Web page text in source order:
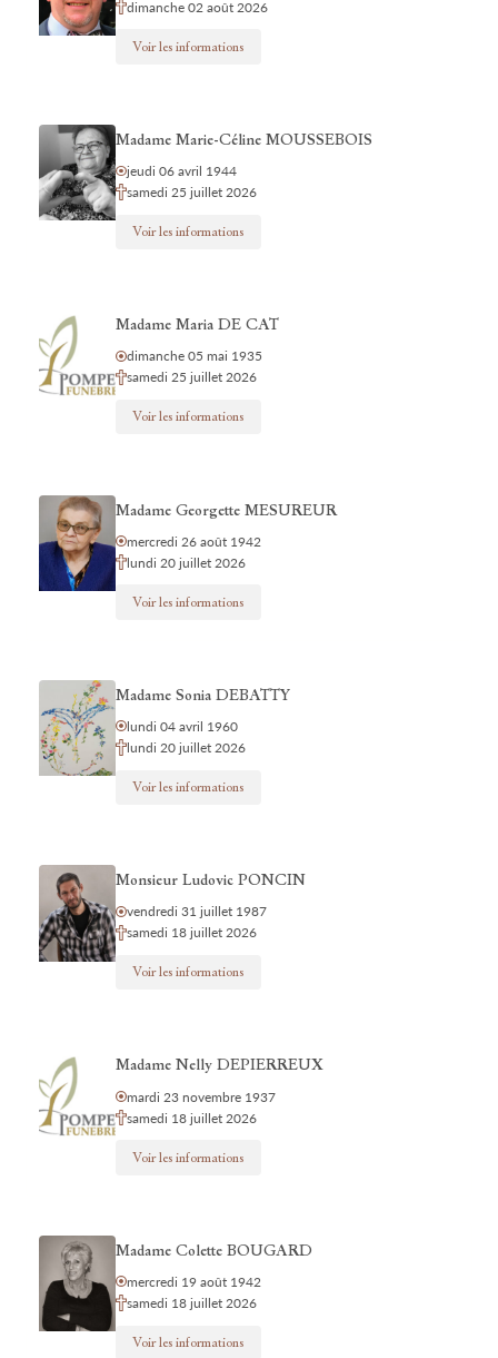
dimanche 02 août 2026
Voir les informations
Madame Marie-Céline MOUSSEBOIS
jeudi 06 avril 1944
samedi 25 juillet 2026
Voir les informations
Madame Maria DE CAT
dimanche 05 mai 1935
samedi 25 juillet 2026
Voir les informations
Madame Georgette MESUREUR
mercredi 26 août 1942
lundi 20 juillet 2026
Voir les informations
Madame Sonia DEBATTY
lundi 04 avril 1960
lundi 20 juillet 2026
Voir les informations
Monsieur Ludovic PONCIN
vendredi 31 juillet 1987
samedi 18 juillet 2026
Voir les informations
Madame Nelly DEPIERREUX
mardi 23 novembre 1937
samedi 18 juillet 2026
Voir les informations
Madame Colette BOUGARD
mercredi 19 août 1942
samedi 18 juillet 2026
Voir les informations